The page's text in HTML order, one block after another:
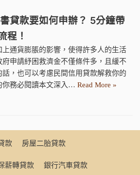
貸款要如何申辦？ 5分鐘帶
程！
通貨膨脹的影響，使得許多人的生活
申請紓困救濟金不僅條件多，且緩不
，也可以考慮民間信用貸款解救你的
你務必閱讀本文深入… Read More »
款 房屋二胎貸款
薪轉貸款 銀行汽車貸款